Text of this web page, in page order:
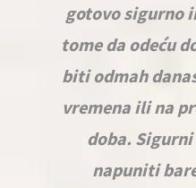
gotovo sigurno
tome da odeću
biti odmah
vremena ili na
doba.
napuniti